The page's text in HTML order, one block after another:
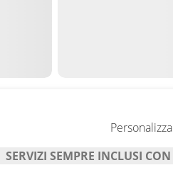
SERVIZI SEMPRE INCLUSI